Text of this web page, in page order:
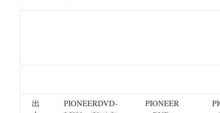
出
PIONEERDVD-
PIONEER